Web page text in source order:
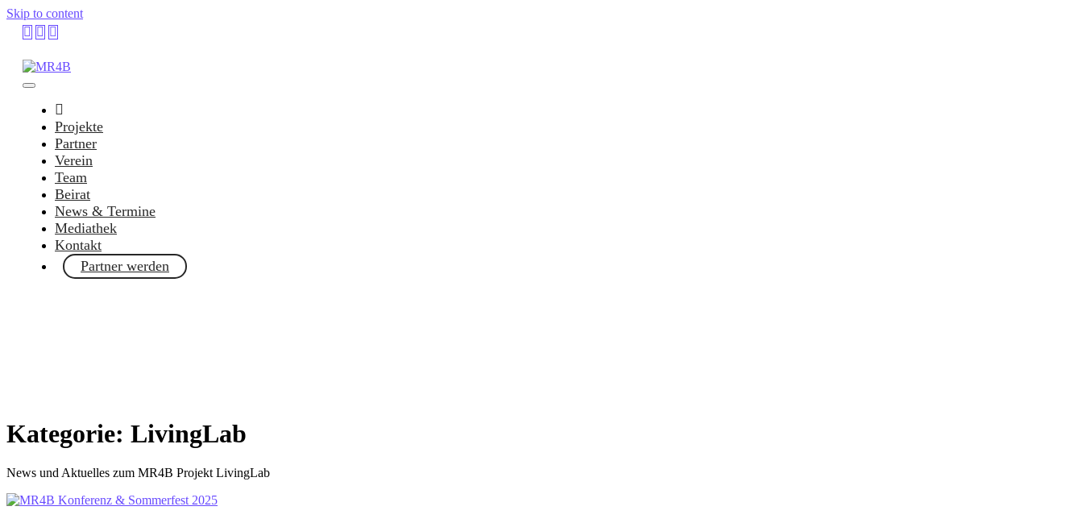
Skip to content
Projekte
Partner
Verein
Team
Beirat
News & Termine
Mediathek
Kontakt
Partner werden
Kategorie: LivingLab
News und Aktuelles zum MR4B Projekt LivingLab